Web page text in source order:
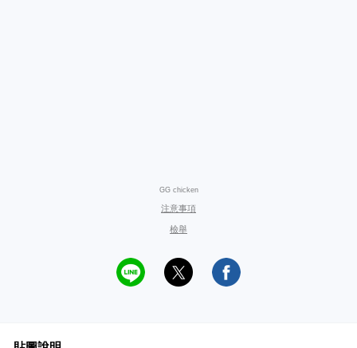
GG chicken
注意事項
檢舉